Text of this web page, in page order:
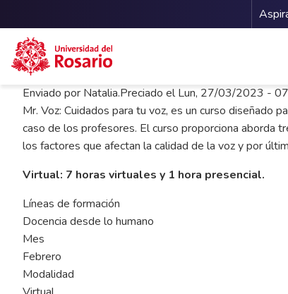
Pasar al contenido principal
Enviado por Natalia.Preciado elLun, 27/03/2023 -
Mr. Voz: Cuidados para tu voz, es un curso diseñado
caso de los profesores. El curso proporciona aborda
los factores que afectan la calidad de la voz y por
Virtual: 7 horas virtuales y 1 hora presencial.
Líneas de formación
Docencia desde lo humano
Mes
Febrero
Modalidad